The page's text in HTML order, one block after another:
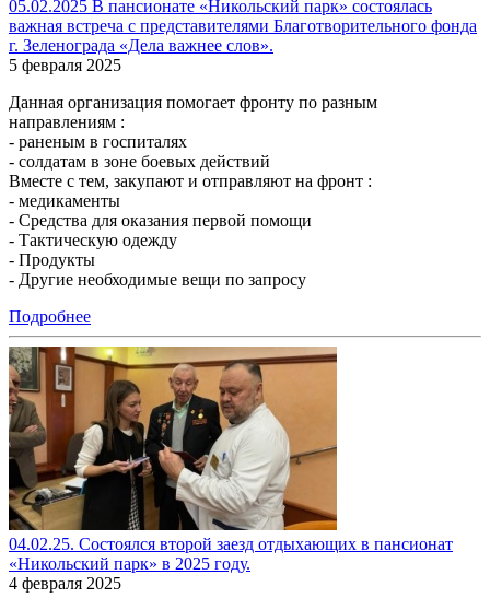
05.02.2025 В пансионате «Никольский парк» состоялась
важная встреча с представителями Благотворительного фонда
г. Зеленограда «Дела важнее слов».
5 февраля 2025
Данная организация помогает фронту по разным
направлениям :
- раненым в госпиталях
- солдатам в зоне боевых действий
Вместе с тем, закупают и отправляют на фронт :
- медикаменты
- Средства для оказания первой помощи
- Тактическую одежду
- Продукты
- Другие необходимые вещи по запросу
Подробнее
04.02.25. Состоялся второй заезд отдыхающих в пансионат
«Никольский парк» в 2025 году.
4 февраля 2025